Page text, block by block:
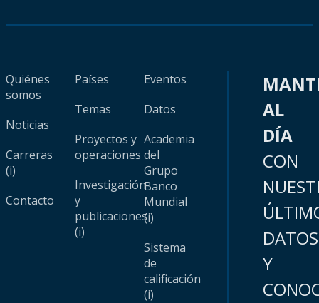
Quiénes
somos
Noticias
Carreras
(i)
Contacto
Países
Temas
Proyectos y
operaciones
Investigación
y
publicaciones
(i)
Eventos
Datos
Academia
del
Grupo
Banco
Mundial
(i)
Sistema
de
calificación
(i)
AL
DÍA
CON
DATOS
Y